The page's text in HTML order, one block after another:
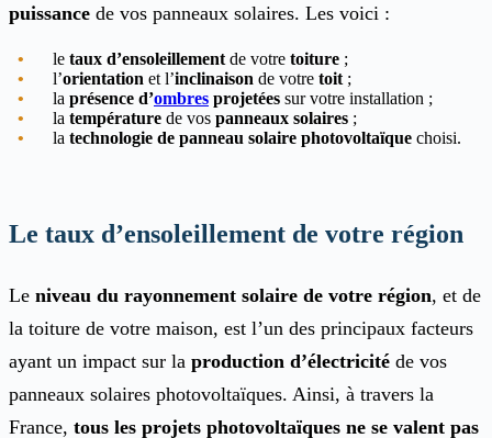
puissance de vos panneaux solaires. Les voici :
le taux d’ensoleillement de votre toiture ;
l’orientation et l’inclinaison de votre toit ;
la présence d’ombres projetées sur votre installation ;
la température de vos panneaux solaires ;
la technologie de panneau solaire photovoltaïque choisi.
Le taux d’ensoleillement de votre région
Le niveau du rayonnement solaire de votre région, et de
la toiture de votre maison, est l’un des principaux facteurs
ayant un impact sur la production d’électricité de vos
panneaux solaires photovoltaïques. Ainsi, à travers la
France, tous les projets photovoltaïques ne se valent pas